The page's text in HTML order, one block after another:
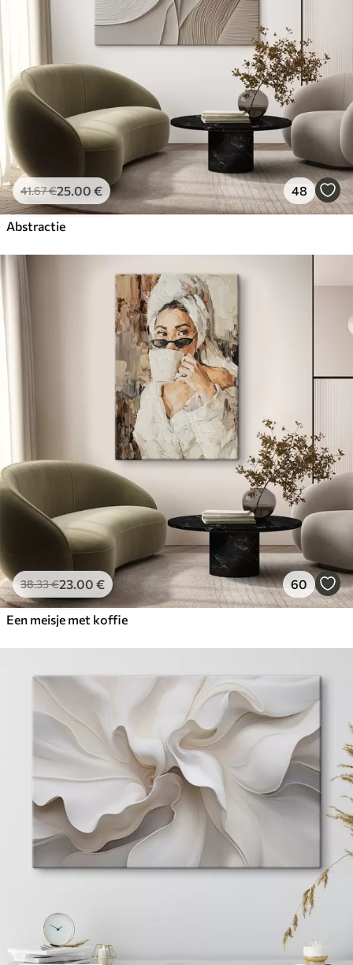
41.67€25.00 € 48
Abstractie
38.33€23.00 € 60
Een meisje met koffie